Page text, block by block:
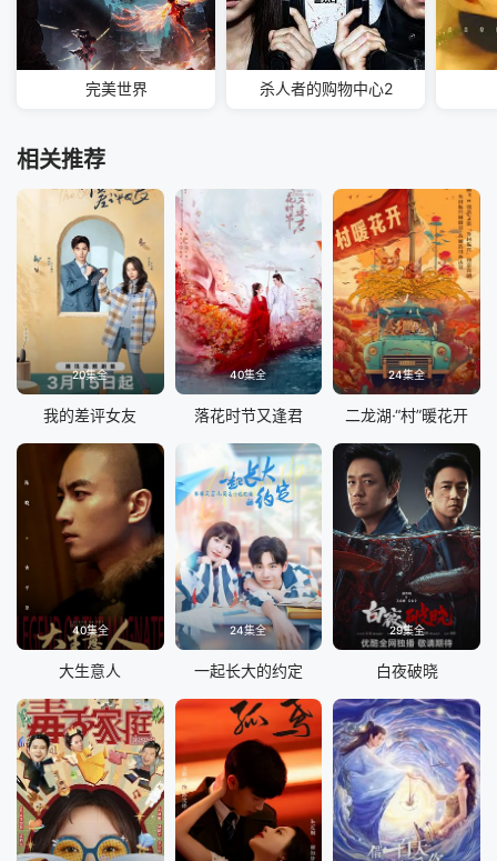
完美世界 杀人者的购物中心2
相关推荐
20集全
我的差评女友
40集全
落花时节又逢君
24集全
二龙湖·“村”暖花开
40集全
大生意人
24集全
一起长大的约定
29集全
白夜破晓